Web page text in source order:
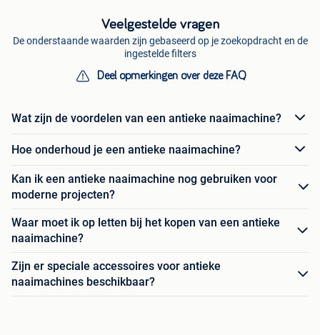
Veelgestelde vragen
De onderstaande waarden zijn gebaseerd op je zoekopdracht en de
ingestelde filters
Deel opmerkingen over deze FAQ
Wat zijn de voordelen van een antieke naaimachine?
Hoe onderhoud je een antieke naaimachine?
Kan ik een antieke naaimachine nog gebruiken voor
moderne projecten?
Waar moet ik op letten bij het kopen van een antieke
naaimachine?
Zijn er speciale accessoires voor antieke
naaimachines beschikbaar?